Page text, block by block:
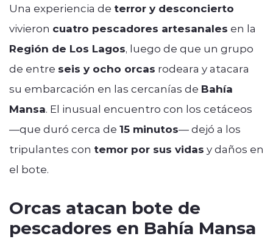
Una experiencia de terror y desconcierto
vivieron cuatro pescadores artesanales en la
Región de Los Lagos, luego de que un grupo
de entre seis y ocho orcas rodeara y atacara
su embarcación en las cercanías de Bahía
Mansa. El inusual encuentro con los cetáceos
—que duró cerca de 15 minutos— dejó a los
tripulantes con temor por sus vidas y daños en
el bote.
Orcas atacan bote de
pescadores en Bahía Mansa